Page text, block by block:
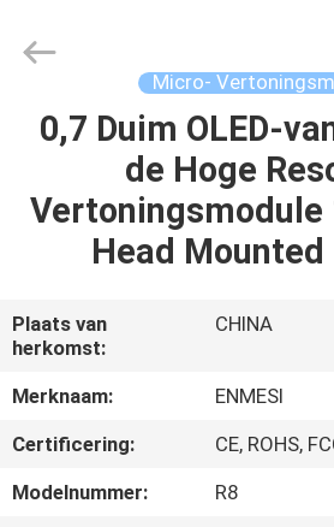
HUIS
PRODUCTEN
ONS
FABRIEKSREIS
Intelligence
Technology
Reserved.
Micro-
0,7 Duim OLED-
de Hoge
Vertoningsmodule
Head Mounted
Plaats van
herkomst:
CHINA
Merknaam:
ENMESI
Certificering:
CE, ROHS,
Modelnummer:
R8